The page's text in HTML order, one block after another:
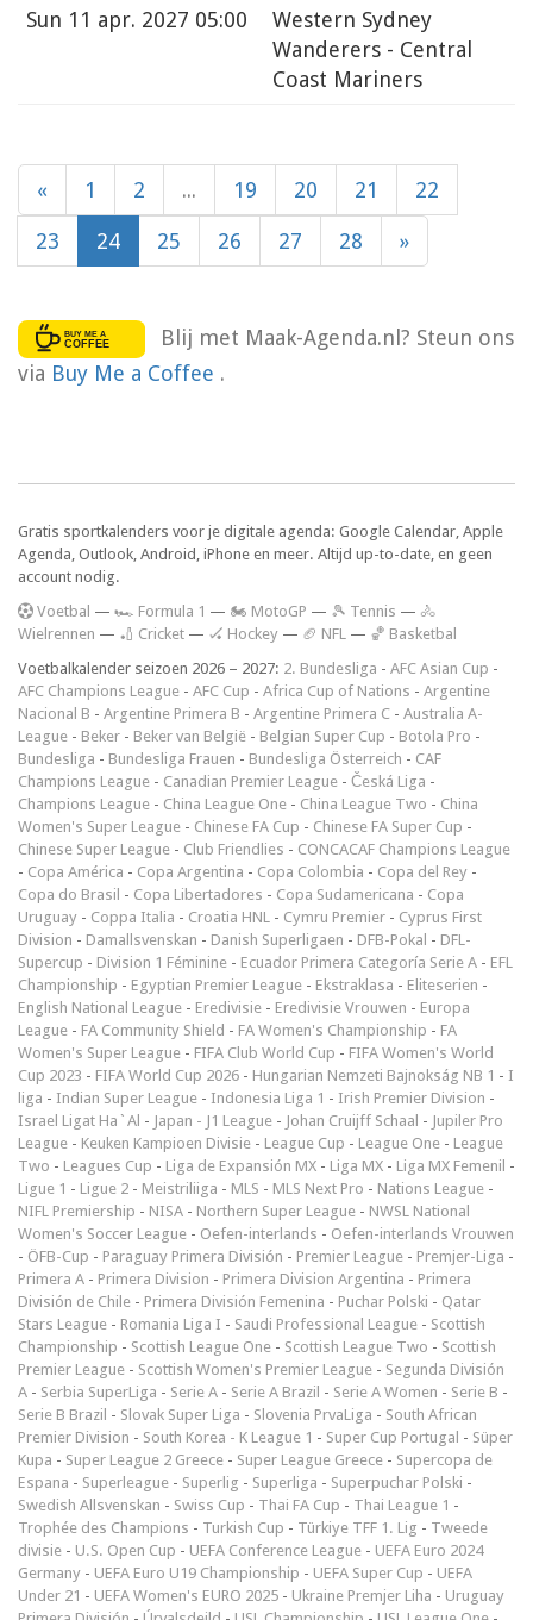
Sun 11 apr. 2027 05:00
Western Sydney
Wanderers - Central
Coast Mariners
« 1 2 ... 19 20 21 22
23 24 25 26 27 28 »
Blij met Maak-Agenda.nl? Steun ons
via Buy Me a Coffee .
Gratis sportkalenders voor je digitale agenda: Google Calendar, Apple
Agenda, Outlook, Android, iPhone en meer. Altijd up-to-date, en geen
account nodig.
Voetbal — 🏎️ Formula 1 — 🏍 MotoGP — 🎾 Tennis — 🚴
Wielrennen — 🏏 Cricket — 🏑 Hockey — 🏈 NFL — 🏀 Basketbal
Voetbalkalender seizoen 2026 – 2027: 2. Bundesliga - AFC Asian Cup -
AFC Champions League - AFC Cup - Africa Cup of Nations - Argentine
Nacional B - Argentine Primera B - Argentine Primera C - Australia A-
League - Beker - Beker van België - Belgian Super Cup - Botola Pro -
Bundesliga - Bundesliga Frauen - Bundesliga Österreich - CAF
Champions League - Canadian Premier League - Česká Liga -
Champions League - China League One - China League Two - China
Women's Super League - Chinese FA Cup - Chinese FA Super Cup -
Chinese Super League - Club Friendlies - CONCACAF Champions League
- Copa América - Copa Argentina - Copa Colombia - Copa del Rey -
Copa do Brasil - Copa Libertadores - Copa Sudamericana - Copa
Uruguay - Coppa Italia - Croatia HNL - Cymru Premier - Cyprus First
Division - Damallsvenskan - Danish Superligaen - DFB-Pokal - DFL-
Supercup - Division 1 Féminine - Ecuador Primera Categoría Serie A - EFL
Championship - Egyptian Premier League - Ekstraklasa - Eliteserien -
English National League - Eredivisie - Eredivisie Vrouwen - Europa
League - FA Community Shield - FA Women's Championship - FA
Women's Super League - FIFA Club World Cup - FIFA Women's World
Cup 2023 - FIFA World Cup 2026 - Hungarian Nemzeti Bajnokság NB 1 - I
liga - Indian Super League - Indonesia Liga 1 - Irish Premier Division -
Israel Ligat Ha`Al - Japan - J1 League - Johan Cruijff Schaal - Jupiler Pro
League - Keuken Kampioen Divisie - League Cup - League One - League
Two - Leagues Cup - Liga de Expansión MX - Liga MX - Liga MX Femenil -
Ligue 1 - Ligue 2 - Meistriliiga - MLS - MLS Next Pro - Nations League -
NIFL Premiership - NISA - Northern Super League - NWSL National
Women's Soccer League - Oefen-interlands - Oefen-interlands Vrouwen
- ÖFB-Cup - Paraguay Primera División - Premier League - Premjer-Liga -
Primera A - Primera Division - Primera Division Argentina - Primera
División de Chile - Primera División Femenina - Puchar Polski - Qatar
Stars League - Romania Liga I - Saudi Professional League - Scottish
Championship - Scottish League One - Scottish League Two - Scottish
Premier League - Scottish Women's Premier League - Segunda División
A - Serbia SuperLiga - Serie A - Serie A Brazil - Serie A Women - Serie B -
Serie B Brazil - Slovak Super Liga - Slovenia PrvaLiga - South African
Premier Division - South Korea - K League 1 - Super Cup Portugal - Süper
Kupa - Super League 2 Greece - Super League Greece - Supercopa de
Espana - Superleague - Superlig - Superliga - Superpuchar Polski -
Swedish Allsvenskan - Swiss Cup - Thai FA Cup - Thai League 1 -
Trophée des Champions - Turkish Cup - Türkiye TFF 1. Lig - Tweede
divisie - U.S. Open Cup - UEFA Conference League - UEFA Euro 2024
Germany - UEFA Euro U19 Championship - UEFA Super Cup - UEFA
Under 21 - UEFA Women's EURO 2025 - Ukraine Premjer Liha - Uruguay